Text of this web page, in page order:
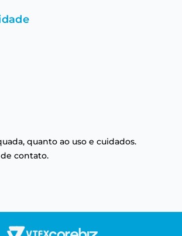
quanto ao uso e cuidados.
contato.